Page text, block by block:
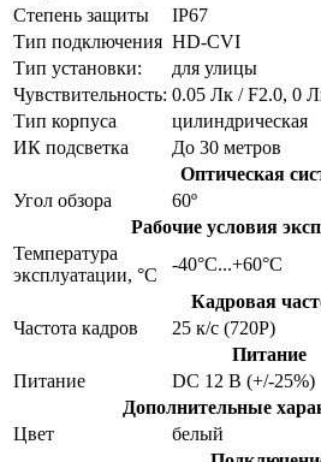
Степень защиты
IP67
Тип подключения HD-CVI
Тип установки:
для улицы
Чувствительность: 0.05 Лк / F2.0, 0
Тип корпуса
цилиндрическая
ИК подсветка
До 30 метров
Оптическая
Угол обзора
60º
Рабочие условия
Температура
эксплуатации, °C
-40°C...+60°C
Кадровая
Частота кадров
25 к/с (720P)
Питание
Питание
DC 12 В (+/-25%)
Дополнительные
Цвет
белый